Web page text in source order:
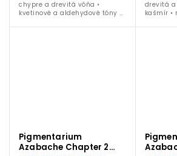
chypre a drevitá vôňa •
kvetinové a aldehydové tóny •
• 50 ml
drevitá a
kašmír •
ideálna
Pigmentarium
Azabache Chapter 2